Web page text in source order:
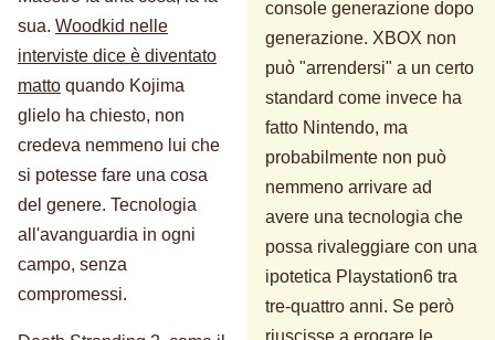
sua. Woodkid nelle
interviste dice è diventato
matto quando Kojima
glielo ha chiesto, non
credeva nemmeno lui che
si potesse fare una cosa
del genere. Tecnologia
all'avanguardia in ogni
campo, senza
compromessi.
console generazione dopo
generazione. XBOX non
può "arrendersi" a un certo
standard come invece ha
fatto Nintendo, ma
probabilmente non può
nemmeno arrivare ad
avere una tecnologia che
possa rivaleggiare con una
ipotetica Playstation6 tra
tre-quattro anni. Se però
riuscisse a erogare le